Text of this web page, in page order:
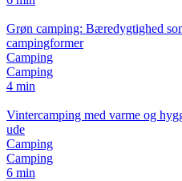
Grøn camping: Bæredygtighed
campingformer
Camping
Camping
4 min
Vintercamping med varme og
ude
Camping
Camping
6 min